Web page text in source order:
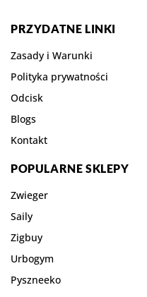
PRZYDATNE LINKI
Zasady i Warunki
Polityka prywatności
Odcisk
Blogs
Kontakt
POPULARNE SKLEPY
Zwieger
Saily
Zigbuy
Urbogym
Pyszneeko